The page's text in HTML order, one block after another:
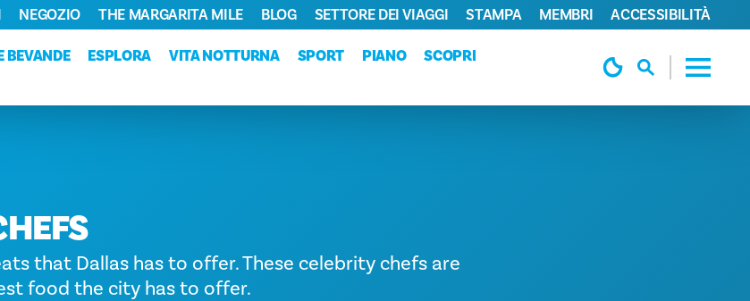
BEVANDE ESPLORA VITA NOTTURNA SPORT PIANO
SCOPRI
NEGOZIO THE MARGARITA MILE BLOG SETTORE DEI VIAGGI STAMPA MEMBRI ACCESSIBILITÀ
that Dallas has to offer. These celebrity chefs are
food the city has to offer.